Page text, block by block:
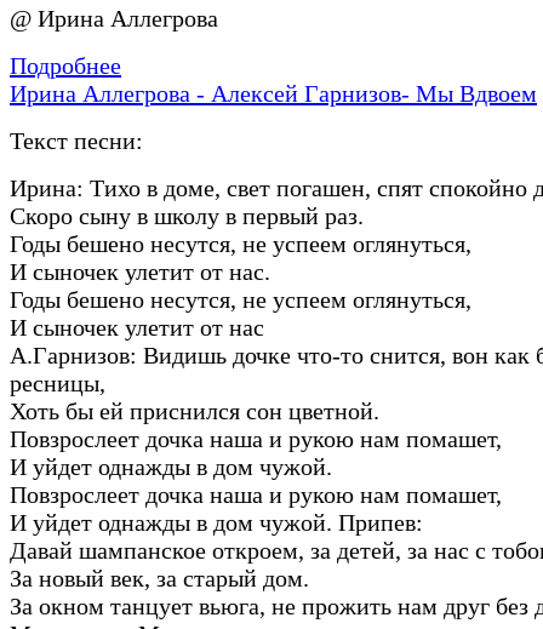
@ Ирина Аллегрова
Подробнее
Ирина Аллегрова - Алексей Гарнизов- Мы Вдвоем
Текст песни:
Ирина: Тихо в доме, свет погашен, спят спокойно
Скоро сыну в школу в первый раз.
Годы бешено несутся, не успеем оглянуться,
И сыночек улетит от нас.
Годы бешено несутся, не успеем оглянуться,
И сыночек улетит от нас
А.Гарнизов: Видишь дочке что-то снится, вон как
ресницы,
Хоть бы ей приснился сон цветной.
Повзрослеет дочка наша и рукою нам помашет,
И уйдет однажды в дом чужой.
Повзрослеет дочка наша и рукою нам помашет,
И уйдет однажды в дом чужой. Припев:
Давай шампанское откроем, за детей, за нас с
За новый век, за старый дом.
За окном танцует вьюга, не прожить нам друг без